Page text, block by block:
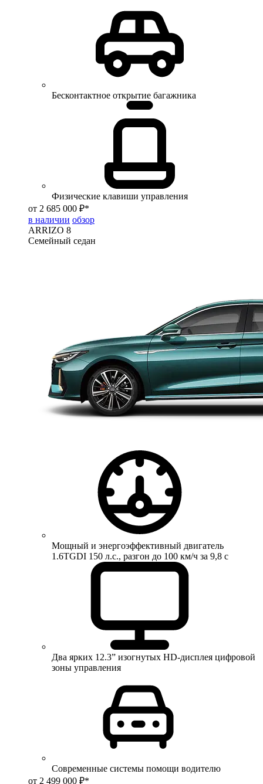
Бесконтактное открытие багажника
Физические клавиши управления
от 2 685 000 ₽*
в наличии обзор
ARRIZO 8
Семейный седан
Мощный и энергоэффективный двигатель
1.6TGDI 150 л.с., разгон до 100 км/ч за 9,8 с
Два ярких 12.3” изогнутых HD-дисплея цифровой
зоны управления
Современные системы помощи водителю
от 2 499 000 ₽*